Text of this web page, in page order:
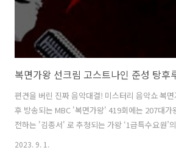
편견을 버린 진짜 음악대결! 미스터리 음악쇼 복
후 방송되는 MBC '복면가왕' 419회에는 207대가
전하는 '김종서' 로 추청되는 가왕 ‘1급특수요원’
저지할 복면가수 4인의 솔로곡 대결이 펼쳐집니다.
2023. 9. 1.